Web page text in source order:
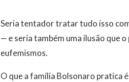
Seria tentador tratar tudo isso
— e seria também uma ilusão que
eufemismos.
O que a família Bolsonaro pratica